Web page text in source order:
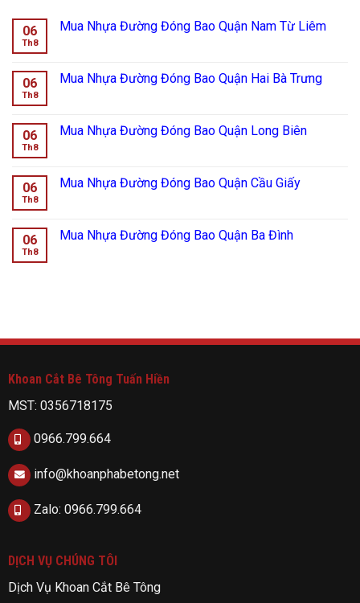
06
Th8
Mua Nhựa Đường Đóng Bao Quận Nam Từ Liêm
06
Th8
Mua Nhựa Đường Đóng Bao Quận Hai Bà Trưng
06
Th8
Mua Nhựa Đường Đóng Bao Quận Long Biên
06
Th8
Mua Nhựa Đường Đóng Bao Quận Cầu Giấy
06
Th8
Mua Nhựa Đường Đóng Bao Quận Ba Đình
Khoan Cắt Bê Tông Tuấn Hiền
MST: 0356718175
0966.799.664
info@khoanphabetong.net
Zalo: 0966.799.664
DỊCH VỤ CHÚNG TÔI
Dịch Vụ Khoan Cắt Bê Tông